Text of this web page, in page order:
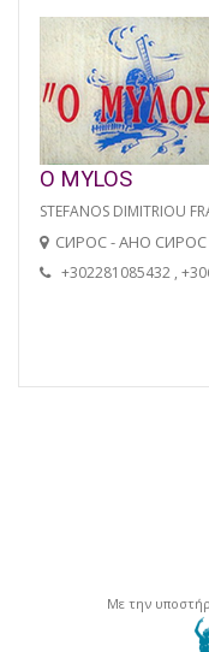
O MYLOS
STEFANOS DIMITRIOU
СИРОС - АНО СИРОС
+302281085432 ,
Με την